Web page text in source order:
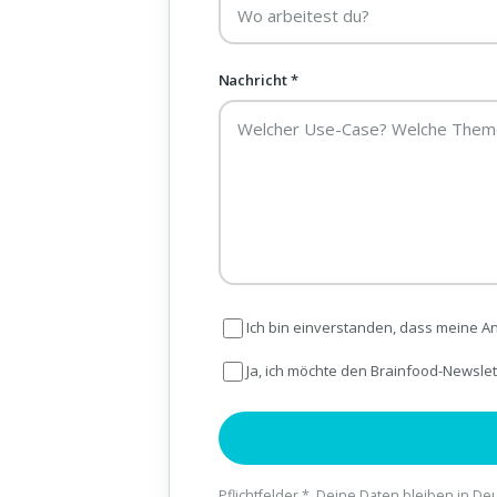
Nachricht *
Ich bin einverstanden, dass meine
Ja, ich möchte den Brainfood-